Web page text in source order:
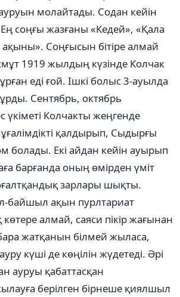
молайтады. Содан кейін
соңғы жазғаны «Кедей», «Қала
Соңғысын бітіре алмай
1919 жылдың күзінде Колчак
еді ғой. Ішкі болыс 3-ауылда
Сентябрь, октябрь
үкіметі Колчакты жеңгенде
қалдырып, Сыдырғы
болады. Екі айдан кейін ауырып
барғанда оның өмірден үміт
зарлары шықты.
байшыл ақын пурлтариат
көтере алмай, саяси пікір жағынан
жатқанын білмей жыласа,
күші де көңілін жүдетеді. Əрі
ауруы қабаттасқан
берілген бірнеше қиялшыл